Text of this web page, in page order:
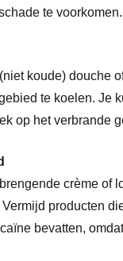
te voorkomen.
koude) douche
te koelen. Je
op het verbrande
crème of
producten
bevatten,